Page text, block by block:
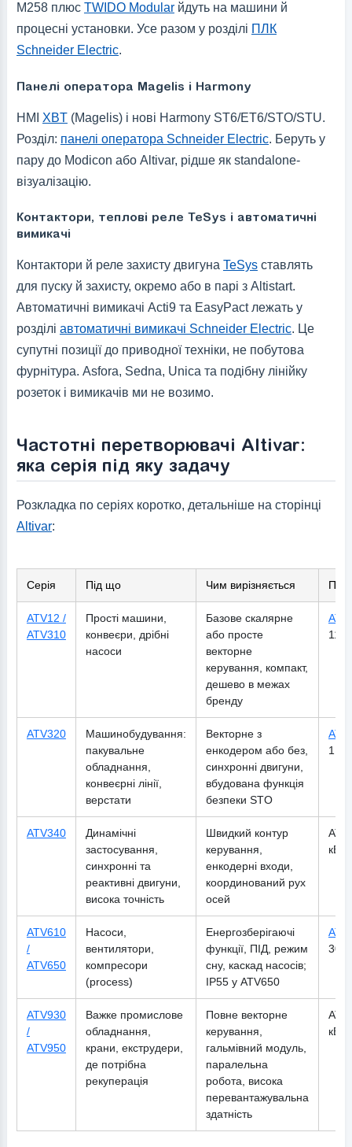
M258 плюс TWIDO Modularйдуть на машини й
процесні установки. Усе разом у розділі ПЛК
Schneider Electric.
Панелі оператора Magelis і Harmony
HMI XBT(Magelis) і нові Harmony ST6/ET6/STO/STU.
Розділ: панелі оператора Schneider Electric. Беруть у
пару до Modicon або Altivar, рідше як standalone-
візуалізацію.
Контактори, теплові реле TeSys і автоматичні
вимикачі
Контактори й реле захисту двигуна TeSysставлять
для пуску й захисту, окремо або в парі з Altistart.
Автоматичні вимикачі Acti9 та EasyPact лежать у
розділі автоматичні вимикачі Schneider Electric. Це
супутні позиції до приводної техніки, не побутова
фурнітура. Asfora, Sedna, Unica та подібну лінійку
розеток і вимикачів ми не возимо.
Частотні перетворювачі Altivar:
яка серія під яку задачу
Розкладка по серіях коротко, детальніше на сторінці
Altivar:
Серія Під що Чим вирізняється
ATV12 /
ATV310
Прості машини,
конвеєри, дрібні
насоси
Базове скалярне
або просте
векторне
керування, компакт,
дешево в межах
бренду
11
ATV320
Машинобудування:
пакувальне
обладнання,
конвеєрні лінії,
верстати
Векторне з
енкодером або без,
синхронні двигуни,
вбудована функція
безпеки STO
1,5
ATV340
Динамічні
застосування,
синхронні та
реактивні двигуни,
висока точність
Швидкий контур
керування,
енкодерні входи,
координований рух
осей
кВт
ATV610
/
ATV650
Насоси,
вентилятори,
компресори
(process)
Енергозберігаючі
функції, ПІД, режим
сну, каскад насосів;
IP55 у ATV650
30
ATV930
/
ATV950
Важке промислове
обладнання,
крани, екструдери,
де потрібна
рекуперація
Повне векторне
керування,
гальмівний модуль,
паралельна
робота, висока
перевантажувальна
здатність
кВт